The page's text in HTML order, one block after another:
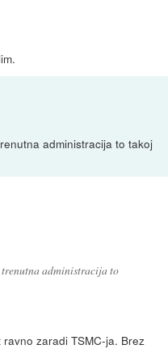
administracija to takoj
administracija to
zaradi TSMC-ja. Brez